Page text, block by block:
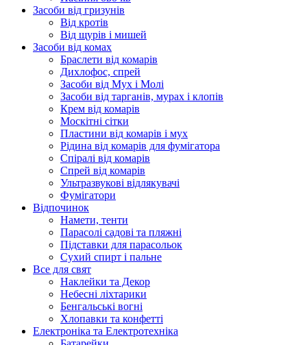
Засоби від гризунів
Від кротів
Від щурів і мишей
Засоби від комах
Браслети від комарів
Дихлофос, спрей
Засоби від Мух і Молі
Засоби від тарганів, мурах і клопів
Крем від комарів
Москітні сітки
Пластини від комарів і мух
Рідина від комарів для фумігатора
Спіралі від комарів
Спрей від комарів
Ультразвукові відлякувачі
Фумігатори
Відпочинок
Намети, тенти
Парасолі садові та пляжні
Підставки для парасольок
Сухий спирт і пальне
Все для свят
Наклейки та Декор
Небесні ліхтарики
Бенгальські вогні
Хлопавки та конфетті
Електроніка та Електротехніка